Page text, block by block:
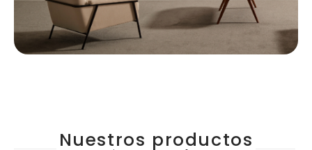
Nuestros productos